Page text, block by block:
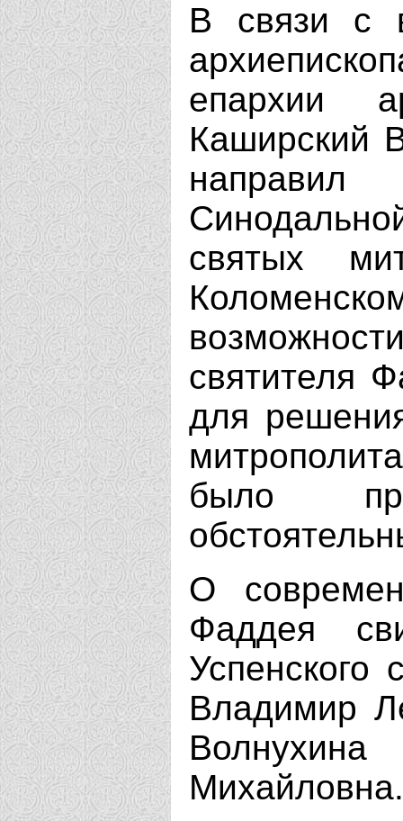
В связи с
епархии
Каширский
направил
святых
святителя
для
было
О
Фаддея
Успенского
Владимир
Михайловна.